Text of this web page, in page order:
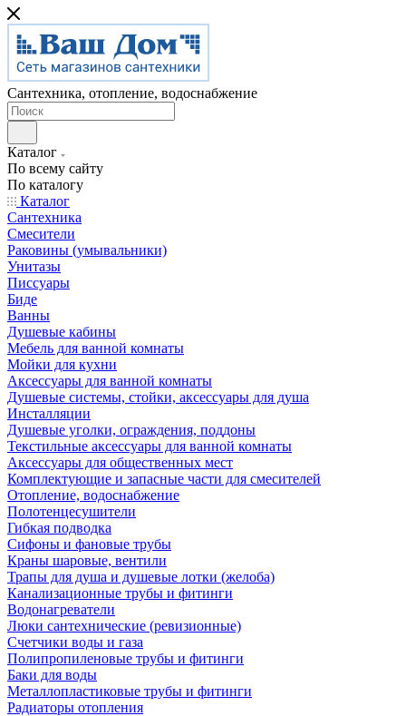
Сантехника, отопление, водоснабжение
Каталог
По всему сайту
По каталогу
Каталог
Сантехника
Смесители
Раковины (умывальники)
Унитазы
Писсуары
Биде
Ванны
Душевые кабины
Мебель для ванной комнаты
Мойки для кухни
Аксессуары для ванной комнаты
Душевые системы, стойки, аксессуары для душа
Инсталляции
Душевые уголки, ограждения, поддоны
Текстильные аксессуары для ванной комнаты
Аксессуары для общественных мест
Комплектующие и запасные части для смесителей
Отопление, водоснабжение
Полотенцесушители
Гибкая подводка
Сифоны и фановые трубы
Краны шаровые, вентили
Трапы для душа и душевые лотки (желоба)
Канализационные трубы и фитинги
Водонагреватели
Люки сантехнические (ревизионные)
Счетчики воды и газа
Полипропиленовые трубы и фитинги
Баки для воды
Металлопластиковые трубы и фитинги
Радиаторы отопления